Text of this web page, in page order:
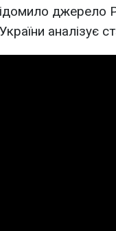
джерело
аналізує